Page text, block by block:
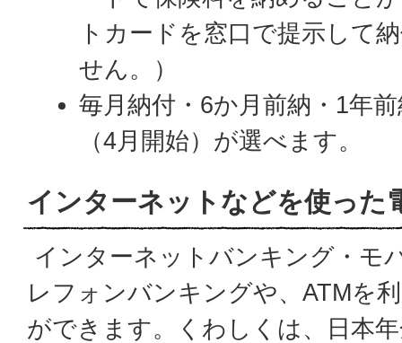
トカードを窓口で提示して
せん。）
毎月納付・6か月前納・1年
（4月開始）が選べます。
インターネットなどを使った
インターネットバンキング・モ
レフォンバンキングや、ATMを
ができます。くわしくは、日本